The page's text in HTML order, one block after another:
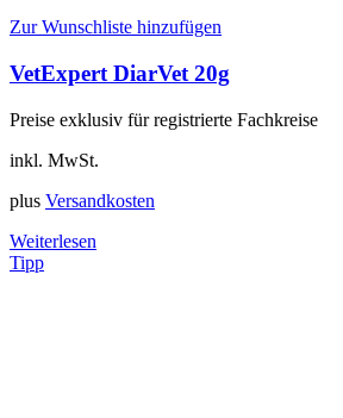
Zur Wunschliste hinzufügen
VetExpert DiarVet 20g
Preise exklusiv für registrierte Fachkreise
inkl. MwSt.
plus Versandkosten
Weiterlesen
Tipp